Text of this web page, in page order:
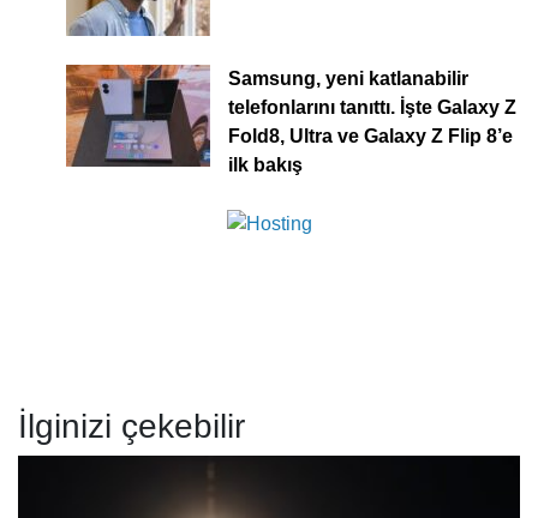
Samsung, yeni katlanabilir
telefonlarını tanıttı. İşte Galaxy Z
Fold8, Ultra ve Galaxy Z Flip 8’e
ilk bakış
İlginizi çekebilir